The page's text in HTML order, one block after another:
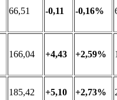
66,51 -0,11 -0,16%
166,04 +4,43 +2,59%
185,42 +5,10 +2,73%